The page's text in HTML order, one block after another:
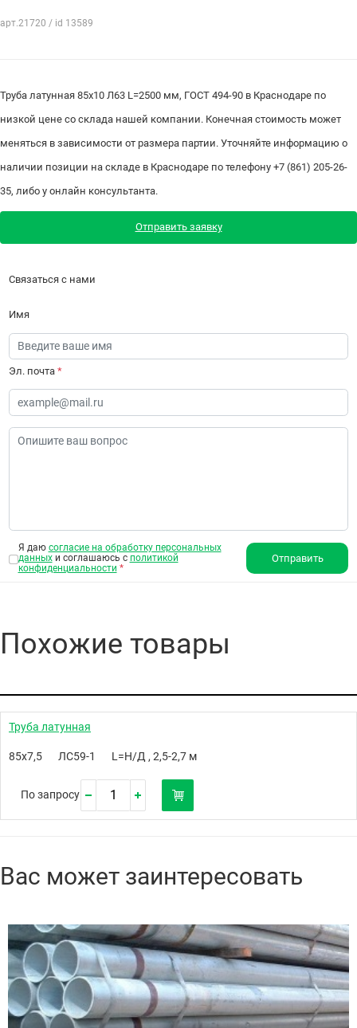
арт.21720 / id 13589
Труба латунная 85х10 Л63 L=2500 мм, ГОСТ 494-90 в Краснодаре по
низкой цене со склада нашей компании. Конечная стоимость может
меняться в зависимости от размера партии. Уточняйте информацию о
наличии позиции на складе в Краснодаре по телефону +7 (861) 205-26-
35, либо у онлайн консультанта.
Отправить заявку
Связаться с нами
Имя
Эл. почта *
Я даю согласие на обработку персональных
данныхи соглашаюсь с политикой
конфиденциальности *
Отправить
Похожие товары
Труба латунная
85х7,5 ЛС59-1 L=Н/Д , 2,5-2,7 м
По запросу
Вас может заинтересовать